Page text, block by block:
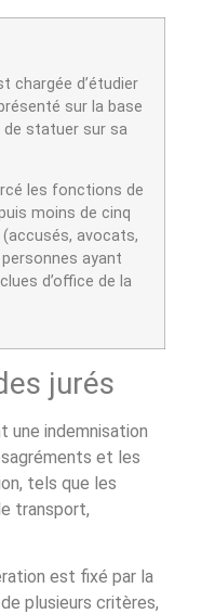
chargée d’étudier
sur la base
statuer sur sa
les fonctions de
moins de cinq
avocats,
ayant
d’office de la
jurés
une indemnisation
et les
tels que les
transport,
est fixé par la
plusieurs critères,